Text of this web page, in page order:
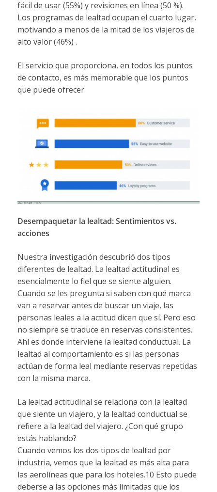
fácil de usar (55%) y revisiones en línea (50 %).
Los programas de lealtad ocupan el cuarto lugar,
motivando a menos de la mitad de los viajeros de
alto valor (46%) .
El servicio que proporciona, en todos los puntos
de contacto, es más memorable que los puntos
que puede ofrecer.
Desempaquetar la lealtad: Sentimientos vs.
acciones
Nuestra investigación descubrió dos tipos
diferentes de lealtad. La lealtad actitudinal es
esencialmente lo fiel que se siente alguien.
Cuando se les pregunta si saben con qué marca
van a reservar antes de buscar un viaje, las
personas leales a la actitud dicen que sí. Pero eso
no siempre se traduce en reservas consistentes.
Ahí es donde interviene la lealtad conductual. La
lealtad al comportamiento es si las personas
actúan de forma leal mediante reservas repetidas
con la misma marca.
La lealtad actitudinal se relaciona con la lealtad
que siente un viajero, y la lealtad conductual se
refiere a la lealtad del viajero. ¿Con qué grupo
estás hablando?
Cuando vemos los dos tipos de lealtad por
industria, vemos que la lealtad es más alta para
las aerolíneas que para los hoteles.10 Esto puede
deberse a las opciones más limitadas que los